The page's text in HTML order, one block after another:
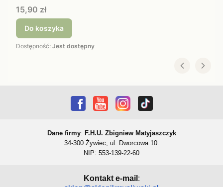
Cena
15,90 zł
Do koszyka
Dostępność: Jest dostępny
Dane firmy: F.H.U. Zbigniew Matyjaszczyk
34-300 Żywiec, ul. Dworcowa 10.
NIP: 553-139-22-60
Kontakt e-mail :